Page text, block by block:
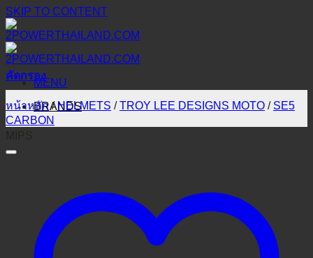
SKIP TO CONTENT
MENU
BRANDS
คัดกรอง
หน้าหลัก / HELMETS / TROY LEE DESIGNS MOTO / SE5
CARBON